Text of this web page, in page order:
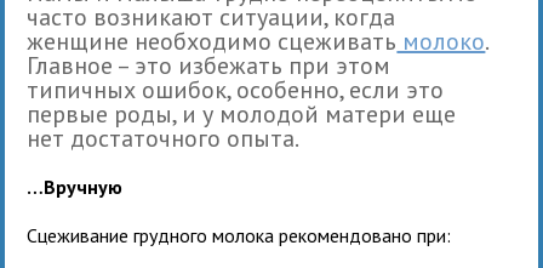
часто возникают ситуации, когда
женщине необходимо сцеживать молоко.
Главное – это избежать при этом
типичных ошибок, особенно, если это
первые роды, и у молодой матери еще
нет достаточного опыта.
…Вручную
Сцеживание грудного молока рекомендовано при: